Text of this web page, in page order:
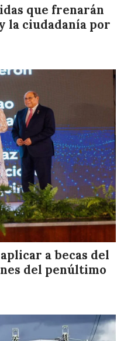
que frenarán
la ciudadanía por
a becas del
del penúltimo